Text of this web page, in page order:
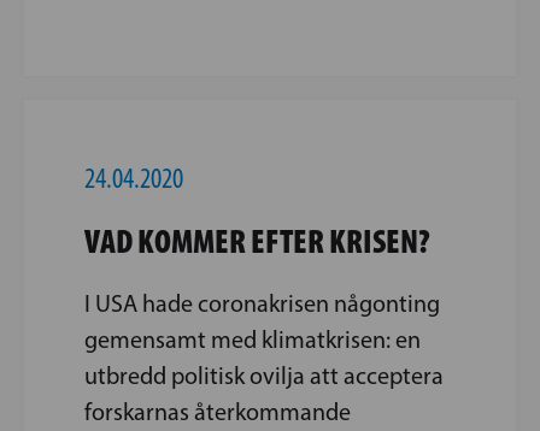
24.04.2020
VAD KOMMER EFTER KRISEN?
I USA hade coronakrisen någonting
gemensamt med klimatkrisen: en
utbredd politisk ovilja att acceptera
forskarnas återkommande